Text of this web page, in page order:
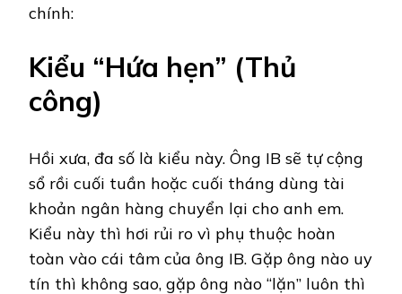
chính:
Kiểu “Hứa hẹn” (Thủ
công)
Hồi xưa, đa số là kiểu này. Ông IB sẽ tự cộng
sổ rồi cuối tuần hoặc cuối tháng dùng tài
khoản ngân hàng chuyển lại cho anh em.
Kiểu này thì hơi rủi ro vì phụ thuộc hoàn
toàn vào cái tâm của ông IB. Gặp ông nào uy
tín thì không sao, gặp ông nào “lặn” luôn thì